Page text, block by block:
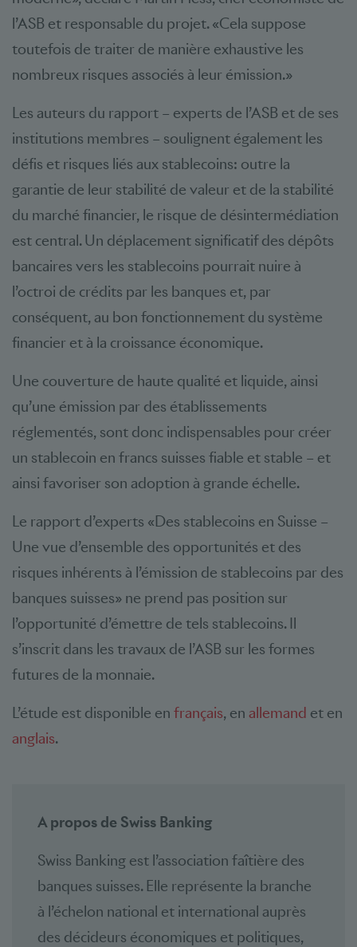
l’ASB et responsable du projet. «Cela suppose
toutefois de traiter de manière exhaustive les
nombreux risques associés à leur émission.»
Les auteurs du rapport – experts de l’ASB et de ses
institutions membres – soulignent également les
défis et risques liés aux stablecoins: outre la
garantie de leur stabilité de valeur et de la stabilité
du marché financier, le risque de désintermédiation
est central. Un déplacement significatif des dépôts
bancaires vers les stablecoins pourrait nuire à
l’octroi de crédits par les banques et, par
conséquent, au bon fonctionnement du système
financier et à la croissance économique.
Une couverture de haute qualité et liquide, ainsi
qu’une émission par des établissements
réglementés, sont donc indispensables pour créer
un stablecoin en francs suisses fiable et stable – et
ainsi favoriser son adoption à grande échelle.
Le rapport d’experts «Des stablecoins en Suisse –
Une vue d’ensemble des opportunités et des
risques inhérents à l’émission de stablecoins par des
banques suisses» ne prend pas position sur
l’opportunité d’émettre de tels stablecoins. Il
s’inscrit dans les travaux de l’ASB sur les formes
futures de la monnaie.
L’étude est disponible en français, en allemand et en
anglais.
A propos de Swiss Banking
Swiss Banking est l’association faîtière des
banques suisses. Elle représente la branche
à l’échelon national et international auprès
des décideurs économiques et politiques,